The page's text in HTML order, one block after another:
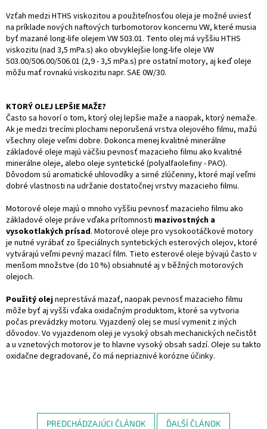
Vzťah medzi HTHS viskozitou a použiteľnosťou oleja je možné uviesť
na príklade nových naftových turbomotorov koncernu VW, které musia
byť mazané long-life olejem VW 503.01. Tento olej má vyššiu HTHS
viskozitu (nad 3,5 mPa.s) ako obvyklejšie long-life oleje VW
503.00/506.00/506.01 (2,9 - 3,5 mPa.s) pre ostatní motory, aj keď oleje
môžu mať rovnakú viskozitu napr. SAE 0W/30.
KTORÝ OLEJ LEPŠIE MAŽE?
Často sa hovorí o tom, ktorý olej lepšie maže a naopak, ktorý nemaže.
Ak je medzi trecími plochami neporušená vrstva olejového filmu, mažú
všechny oleje veľmi dobre. Dokonca menej kvalitné minerálne
základové oleje majú väčšiu pevnosť mazacieho filmu ako kvalitné
minerálne oleje, alebo oleje syntetické (polyalfaolefiny - PAO).
Dôvodom sú aromatické uhlovodíky a sirné zlúčeniny, ktoré mají veľmi
dobré vlastnosti na udržanie dostatočnej vrstvy mazacieho filmu.
Motorové oleje majú o mnoho vyššiu pevnosť mazacieho filmu ako
základové oleje práve vďaka prítomnosti mazivostných a
vysokotlakých prísad. Motorové oleje pro vysokootáčkové motory
je nutné vyrábať zo špeciálnych syntetických esterových olejov, ktoré
vytvárajú veľmi pevný mazací film. Tieto esterové oleje bývajú často v
menšom množstve (do 10 %) obsiahnuté aj v běžných motorových
olejoch.
Použitý olejneprestává mazať, naopak pevnosť mazacieho filmu
môže byť aj vyšši vďaka oxidačným produktom, ktoré sa vytvoria
počas prevádzky motoru. Vyjazdený olej se musí vymenit z iných
dôvodov. Vo vyjazdenom oleji je vysoký obsah mechanických nečistôt
a u vznetových motorov je to hlavne vysoký obsah sadzí. Oleje su takto
oxidačne degradované, čo má nepriaznivé korózne účinky.
PREDCHÁDZAJÚCI ČLÁNOK ĎALŠÍ ČLÁNOK